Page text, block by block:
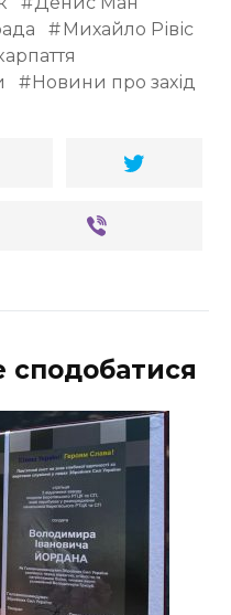
Михайло Рівіс
Новини про захід